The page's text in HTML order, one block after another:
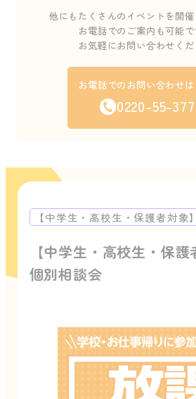
他にもたくさんのイベントを開催
お電話でのご案内も可能
お気軽にお問い合わせくだ
お電話でのお問い合わせは
0220-55-
【中学生・高校生・保
個別相談会
【中学生・高校生・保護者対象